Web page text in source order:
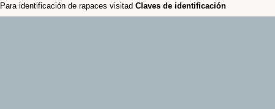
Para identificación de rapaces visitad Claves de identificación